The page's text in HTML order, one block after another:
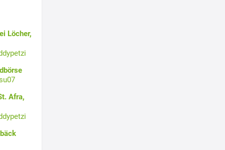
Löcher,
Afra,